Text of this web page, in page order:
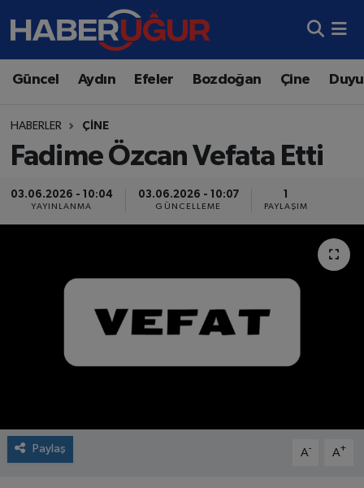
Güncel Aydın Efeler Bozdoğan Çine
HABERLER ÇINE
Fadime Özcan Vefata Etti
03.06.2026 - 10:04
YAYINLANMA
03.06.2026 - 10:07
GÜNCELLEME PAYLAŞIM
Paylaş A- A+
Aydın Nöbetçi Eczaneler
Aydın Namaz Vakitleri
Süper Lig Puan Durumu ve Fikstür
Son Dakika Haberleri